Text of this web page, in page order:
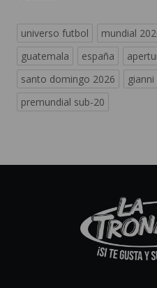
universo futbol mundial
guatemala
españa
santo domingo 2026
premundial sub-20